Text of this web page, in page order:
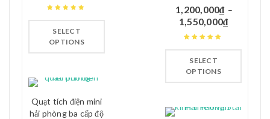
of 5
SELECT
OPTIONS
Quạt tích điện mini
hải phòng ba cấp độ
1,200,000₫ –
1,550,000₫
of 5
SELECT
OPTIONS